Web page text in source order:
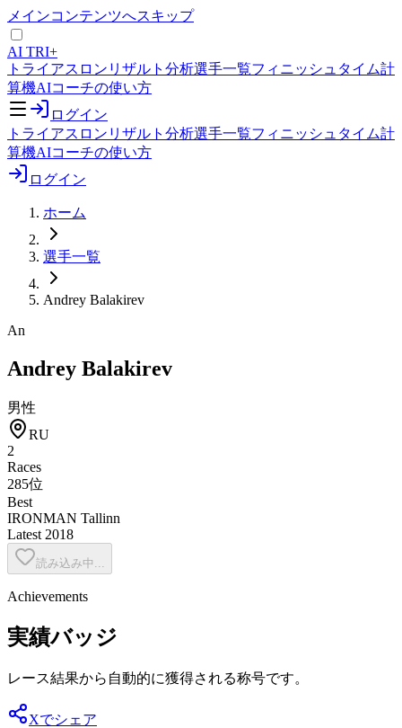
メインコンテンツへスキップ
AI TRI+
トライアスロンリザルト分析選手一覧フィニッシュタイム計
算機AIコーチの使い方
ログイン
トライアスロンリザルト分析選手一覧フィニッシュタイム計
算機AIコーチの使い方
ログイン
ホーム
選手一覧
Andrey Balakirev
An
Andrey Balakirev
男性
RU
2
Races
285位
Best
IRONMAN Tallinn
Latest 2018
読み込み中...
Achievements
実績バッジ
レース結果から自動的に獲得される称号です。
Xでシェア